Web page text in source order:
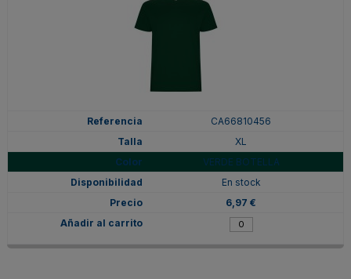
CA66810456
XL
VERDE BOTELLA
En stock
6,97 €